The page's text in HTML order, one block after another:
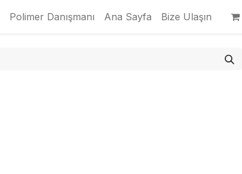
Polimer Danışmanı Ana Sayfa Bize Ulaşın